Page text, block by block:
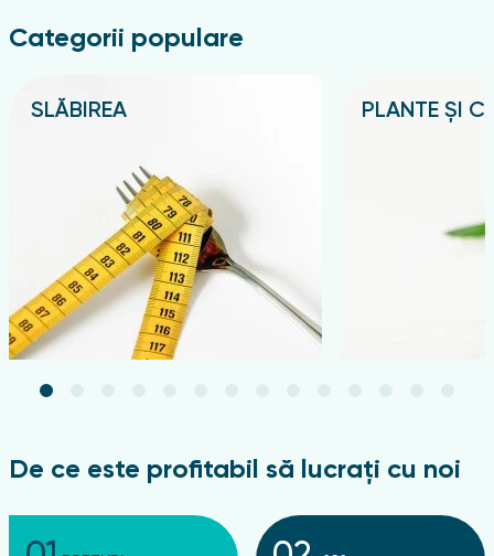
conțin alantoină, pantenol și vitamine. Aceste ingrediente
stimulează procesele de recuperare, promovează
Este important să se acorde atenție texturii cremei și
Cum să alegi crema pentru picioare
Cremele ușoare care sunt absorbite rapid și nu lasă urme
sunt optime pentru utilizarea dimineața sau în timpul zilei.
În schimb, cremele cu o textură mai densă și mai
bogată sunt mai bine folosite pe timp de noapte
pentru a asigura o penetrare și o acțiune profundă
obține o îngrijire cuprinzătoare a picioarelor, asigurând
Categorii populare
SLĂBIREA PLANTE ȘI
De ce este profitabil să lucrați cu noi